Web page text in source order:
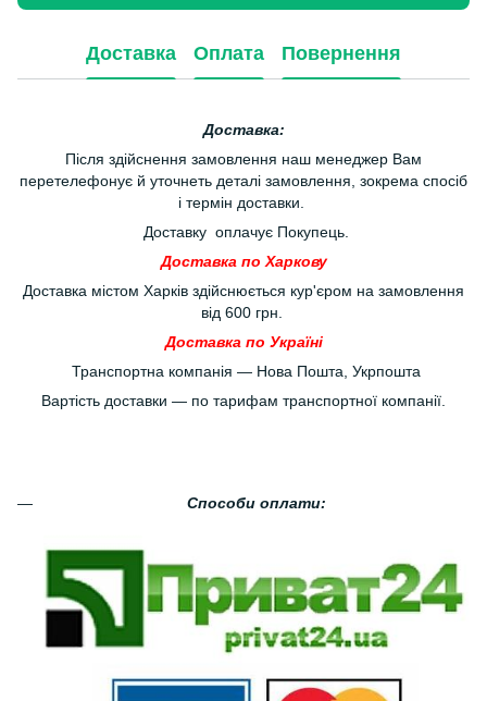
Доставка Оплата Повернення
Доставка:
Після здійснення замовлення наш менеджер Вам
перетелефонує й уточнеть деталі замовлення, зокрема спосіб
і термін доставки.
Доставку оплачує Покупець.
Доставка по Харкову
Доставка містом Харків здійснюється кур'єром на замовлення
від 600 грн.
Доставка по Україні
Транспортна компанія — Нова Пошта, Укрпошта
Вартість доставки — по тарифам транспортної компанії.
Способи оплати: